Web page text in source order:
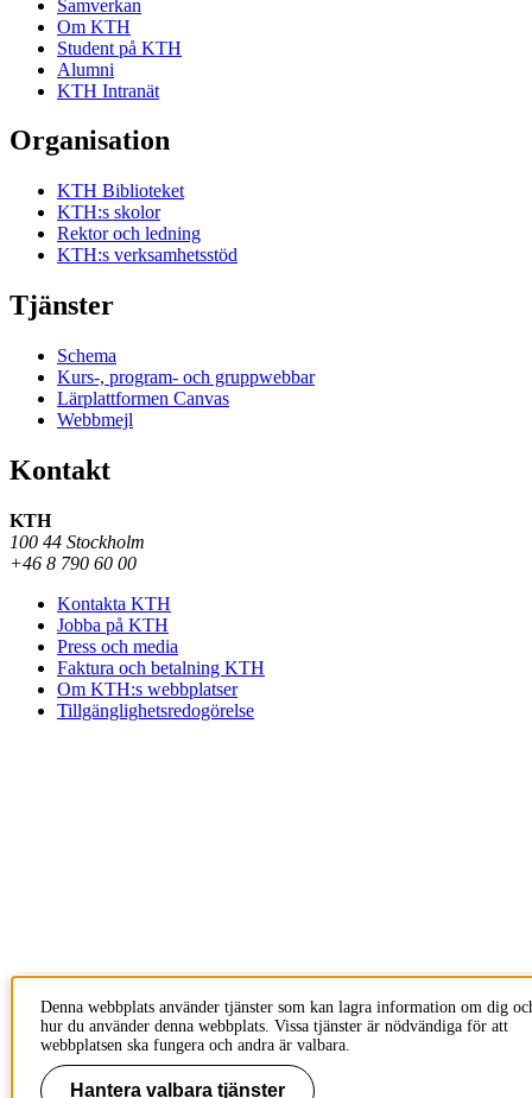
Samverkan
Om KTH
Student på KTH
Alumni
KTH Intranät
Organisation
KTH Biblioteket
KTH:s skolor
Rektor och ledning
KTH:s verksamhetsstöd
Tjänster
Schema
Kurs-, program- och gruppwebbar
Lärplattformen Canvas
Webbmejl
Kontakt
KTH
100 44 Stockholm
+46 8 790 60 00
Kontakta KTH
Jobba på KTH
Press och media
Faktura och betalning KTH
Om KTH:s webbplatser
Tillgänglighetsredogörelse
Denna webbplats använder tjänster som kan lagra information om dig
hur du använder denna webbplats. Vissa tjänster är nödvändiga för att
webbplatsen ska fungera och andra är valbara.
Hantera valbara tjänster